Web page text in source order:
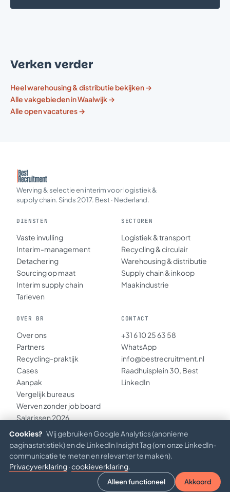
Verken verder
Heel warehousing & distributie bekijken →
Alle vakgebieden in Waalwijk →
Alle open vacatures →
Werving & selectie en interim voor logistiek &
supply chain. Sinds 2017. Best · Nederland.
DIENSTEN
Vaste invulling
Interim-management
Detachering
Sourcing op maat
Interim supply chain
Tarieven
SECTOREN
Logistiek & transport
Recycling & circulair
Warehousing & distributie
Supply chain & inkoop
Maakindustrie
OVER BR
Over ons
Partners
Recycling-praktijk
Cases
Aanpak
Vergelijk bureaus
Werven zonder job board
Salarissen 2026
Inzichten
CONTACT
+31 6 10 25 63 58
WhatsApp
info@bestrecruitment.nl
Raadhuisplein 30, Best
LinkedIn
© 2026 BEST RECRUITMENT B.V. · KVK 67234891
Verantwoord AI · Algemene voorwaarden
Cookies? Wij gebruiken Google Analytics (anonieme
paginastatistiek) en de LinkedIn Insight Tag (om onze LinkedIn-
communicatie te meten en relevanter te maken).
Privacyverklaring·cookieverklaring.
Alleen functioneel Akkoord